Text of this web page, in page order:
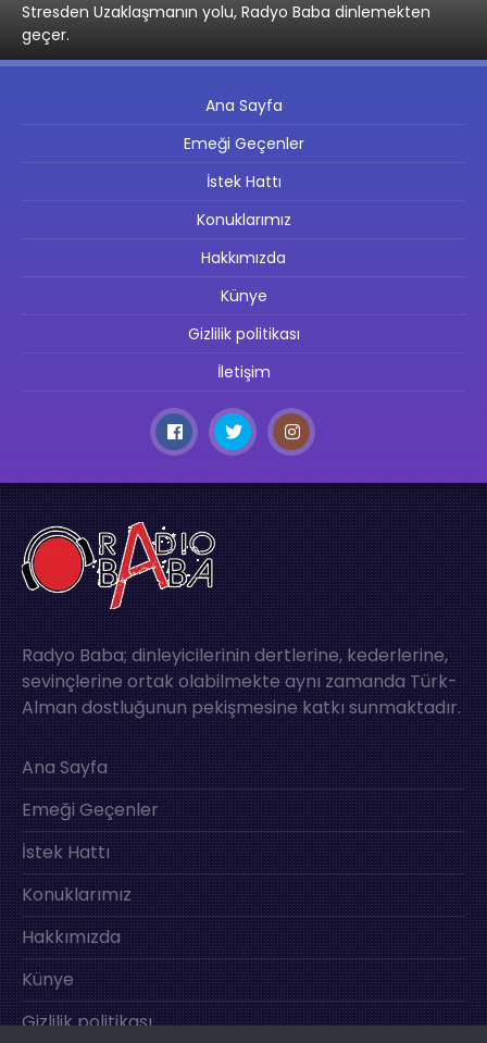
Stresden Uzaklaşmanın yolu, Radyo Baba dinlemekten
geçer.
Ana Sayfa
Emeği Geçenler
İstek Hattı
Konuklarımız
Hakkımızda
Künye
Gizlilik politikası
İletişim
Radyo Baba; dinleyicilerinin dertlerine, kederlerine,
sevinçlerine ortak olabilmekte aynı zamanda Türk-
Alman dostluğunun pekişmesine katkı sunmaktadır.
Ana Sayfa
Emeği Geçenler
İstek Hattı
Konuklarımız
Hakkımızda
Künye
Gizlilik politikası